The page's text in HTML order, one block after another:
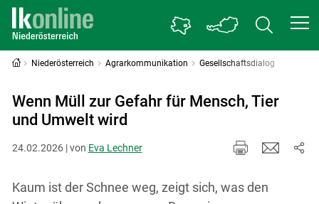
Niederösterreich Agrarkommunikation Gesellschaftsdialog
Wenn Müll zur Gefahr für Mensch, Tier
und Umwelt wird
24.02.2026 | von Eva Lechner
Kaum ist der Schnee weg, zeigt sich, was den